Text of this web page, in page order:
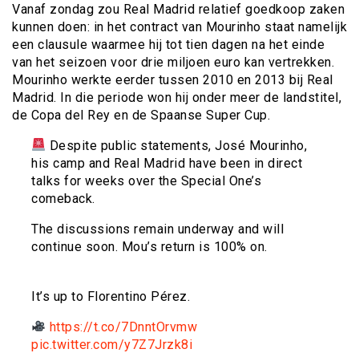
Vanaf zondag zou Real Madrid relatief goedkoop zaken
kunnen doen: in het contract van Mourinho staat namelijk
een clausule waarmee hij tot tien dagen na het einde
van het seizoen voor drie miljoen euro kan vertrekken.
Mourinho werkte eerder tussen 2010 en 2013 bij Real
Madrid. In die periode won hij onder meer de landstitel,
de Copa del Rey en de Spaanse Super Cup.
Despite public statements, José Mourinho,
his camp and Real Madrid have been in direct
talks for weeks over the Special One’s
comeback.
The discussions remain underway and will
continue soon. Mou’s return is 100% on.
It’s up to Florentino Pérez.
https://t.co/7DnntOrvmw
pic.twitter.com/y7Z7Jrzk8i